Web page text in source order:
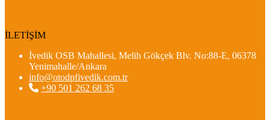
İLETİŞİM
İvedik OSB Mahallesi, Melih Gökçek Blv. No:88-E, 06378
Yenimahalle/Ankara
info@otodpfivedik.com.tr
+90 501 262 68 35